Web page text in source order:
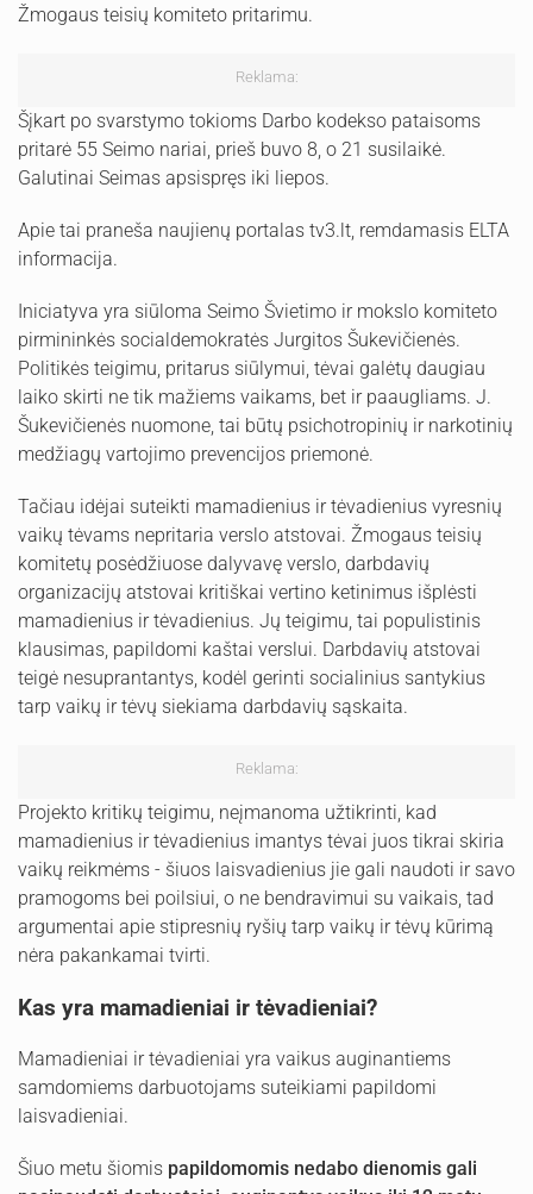
Žmogaus teisių komiteto pritarimu.
Reklama:
Šįkart po svarstymo tokioms Darbo kodekso pataisoms
pritarė 55 Seimo nariai, prieš buvo 8, o 21 susilaikė.
Galutinai Seimas apsispręs iki liepos.
Apie tai praneša naujienų portalas tv3.lt, remdamasis ELTA
informacija.
Iniciatyva yra siūloma Seimo Švietimo ir mokslo komiteto
pirmininkės socialdemokratės Jurgitos Šukevičienės.
Politikės teigimu, pritarus siūlymui, tėvai galėtų daugiau
laiko skirti ne tik mažiems vaikams, bet ir paaugliams. J.
Šukevičienės nuomone, tai būtų psichotropinių ir narkotinių
medžiagų vartojimo prevencijos priemonė.
Tačiau idėjai suteikti mamadienius ir tėvadienius vyresnių
vaikų tėvams nepritaria verslo atstovai. Žmogaus teisių
komitetų posėdžiuose dalyvavę verslo, darbdavių
organizacijų atstovai kritiškai vertino ketinimus išplėsti
mamadienius ir tėvadienius. Jų teigimu, tai populistinis
klausimas, papildomi kaštai verslui. Darbdavių atstovai
teigė nesuprantantys, kodėl gerinti socialinius santykius
tarp vaikų ir tėvų siekiama darbdavių sąskaita.
Reklama:
Projekto kritikų teigimu, neįmanoma užtikrinti, kad
mamadienius ir tėvadienius imantys tėvai juos tikrai skiria
vaikų reikmėms - šiuos laisvadienius jie gali naudoti ir savo
pramogoms bei poilsiui, o ne bendravimui su vaikais, tad
argumentai apie stipresnių ryšių tarp vaikų ir tėvų kūrimą
nėra pakankamai tvirti.
Kas yra mamadieniai ir tėvadieniai?
Mamadieniai ir tėvadieniai yra vaikus auginantiems
samdomiems darbuotojams suteikiami papildomi
laisvadieniai.
Šiuo metu šiomis papildomomis nedabo dienomis gali